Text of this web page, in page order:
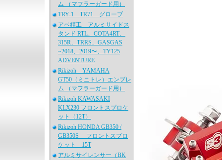
ム （マフラーガード用）
TRY-1 TR71 グローブ
アベ精工 アルミサイドス
タンド RTL、COTA4RT、
315R、TRRS、GASGAS
~2018、2019〜、TY125
ADVENTURE
Rikizoh YAMAHA
GT50（ミニトレ）エンブレ
ム （マフラーガード用）
Rikizoh KAWASAKI
KLX230 フロントスプロケ
ット（12T）
Rikizoh HONDA GB350 /
GB350S フロントスプロ
ケット 15T
アルミサイレンサー（BK